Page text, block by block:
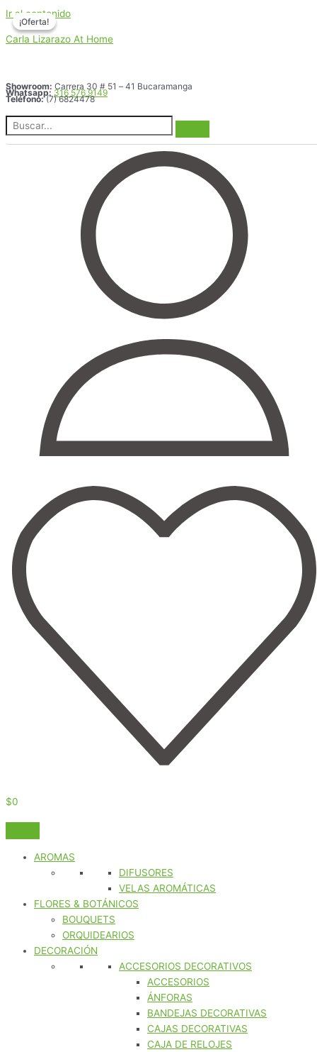
Ir al contenido
Carla Lizarazo At Home
Showroom: Carrera 30 # 51 – 41 Bucaramanga
Whatsapp: 316 576 9149
Teléfono: (7) 6824478
$0
AROMAS
DIFUSORES
VELAS AROMÁTICAS
FLORES & BOTÁNICOS
BOUQUETS
ORQUIDEARIOS
DECORACIÓN
ACCESORIOS DECORATIVOS
ACCESORIOS
ÁNFORAS
BANDEJAS DECORATIVAS
CAJAS DECORATIVAS
CAJA DE RELOJES
¡Oferta!
¡Oferta!